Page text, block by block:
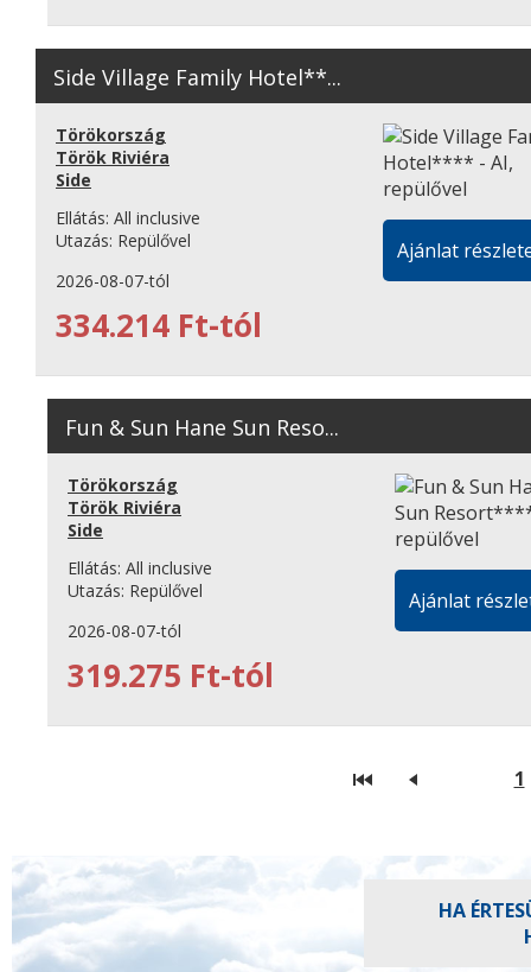
Side Village Family Hotel**...
Törökország
Török Riviéra
Side
Ellátás: All inclusive
Utazás: Repülővel
2026-08-07-tól
334.214 Ft-tól
Ajánlat
Fun & Sun Hane Sun Reso...
Törökország
Török Riviéra
Side
Ellátás: All inclusive
Utazás: Repülővel
2026-08-07-tól
319.275 Ft-tól
Ajánlat
1
HA